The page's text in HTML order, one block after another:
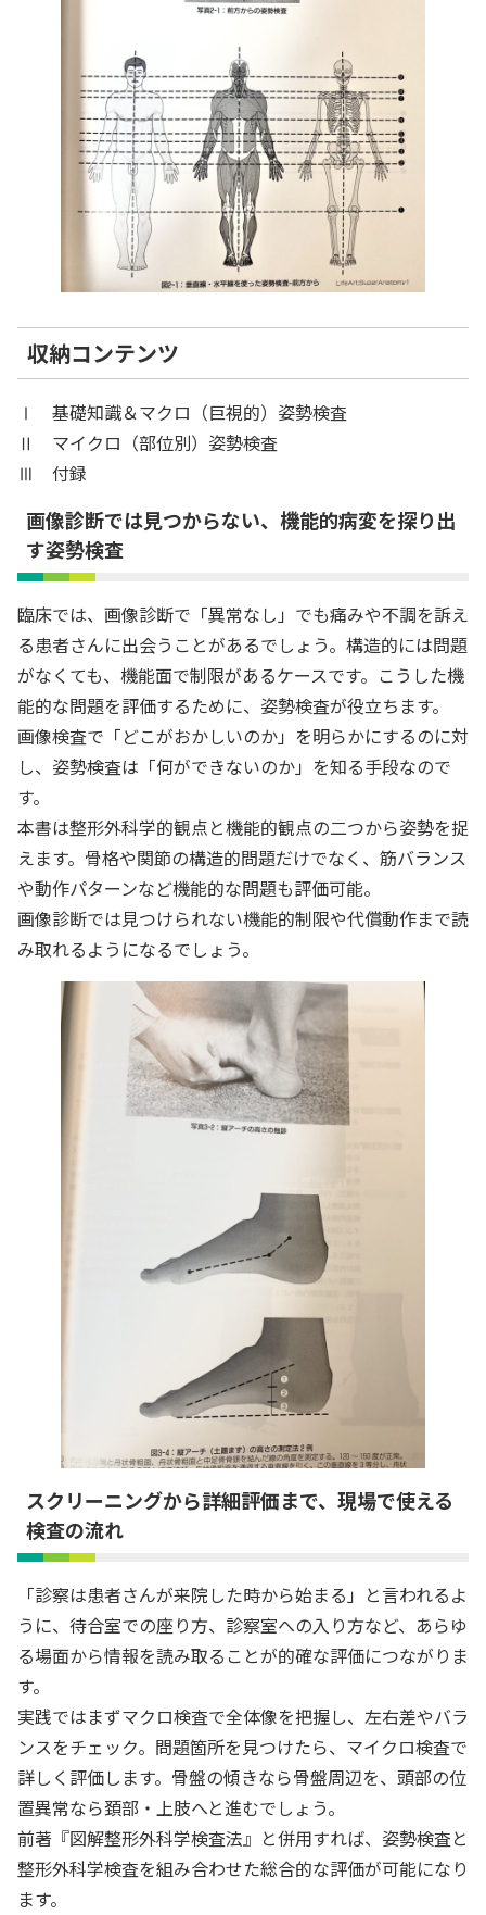
収納コンテンツ
Ⅰ 基礎知識＆マクロ（巨視的）姿勢検査
Ⅱ マイクロ（部位別）姿勢検査
Ⅲ 付録
画像診断では見つからない、機能的病変を探り出
す姿勢検査
臨床では、画像診断で「異常なし」でも痛みや不調を訴え
る患者さんに出会うことがあるでしょう。構造的には問題
がなくても、機能面で制限があるケースです。こうした機
能的な問題を評価するために、姿勢検査が役立ちます。
画像検査で「どこがおかしいのか」を明らかにするのに対
し、姿勢検査は「何ができないのか」を知る手段なので
す。
本書は整形外科学的観点と機能的観点の二つから姿勢を捉
えます。骨格や関節の構造的問題だけでなく、筋バランス
や動作パターンなど機能的な問題も評価可能。
画像診断では見つけられない機能的制限や代償動作まで読
み取れるようになるでしょう。
スクリーニングから詳細評価まで、現場で使える
検査の流れ
「診察は患者さんが来院した時から始まる」と言われるよ
うに、待合室での座り方、診察室への入り方など、あらゆ
る場面から情報を読み取ることが的確な評価につながりま
す。
実践ではまずマクロ検査で全体像を把握し、左右差やバラ
ンスをチェック。問題箇所を見つけたら、マイクロ検査で
詳しく評価します。骨盤の傾きなら骨盤周辺を、頭部の位
置異常なら頚部・上肢へと進むでしょう。
前著『図解整形外科学検査法』と併用すれば、姿勢検査と
整形外科学検査を組み合わせた総合的な評価が可能になり
ます。